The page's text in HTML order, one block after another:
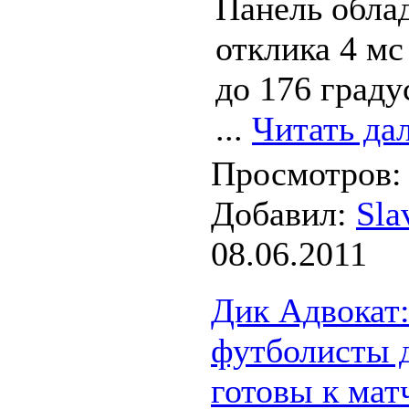
Панель
отклика 4
до 176
... Читать
Просмотров:
Добавил:
08.06.2011
Дик
футболисты
готовы к